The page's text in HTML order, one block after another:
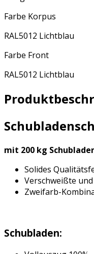
Farbe Korpus
RAL5012 Lichtblau
Farbe Front
RAL5012 Lichtblau
mit 200 kg
Solides
Verschweißte
Zweifarb-
Schubladen: